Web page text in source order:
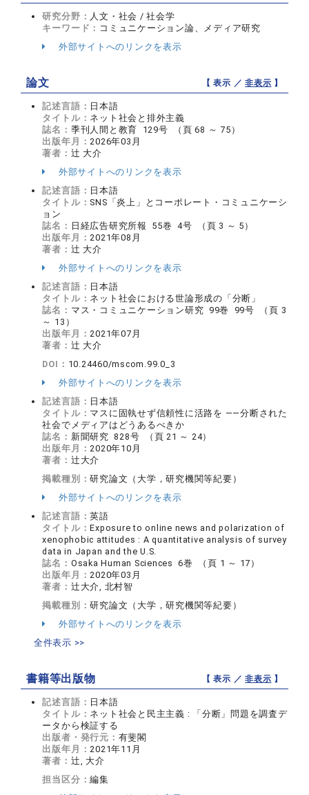
研究分野： 人文・社会 / 社会学
キーワード： コミュニケーション論、メディア研究
外部サイトへのリンクを表示
論文 【 表示 ／非表示 】
記述言語： 日本語
タイトル： ネット社会と排外主義
誌名： 季刊人間と教育 129号 （頁 68 ～ 75）
出版年月：2026年03月
著者： 辻 大介
外部サイトへのリンクを表示
記述言語： 日本語
タイトル： SNS「炎上」とコーポレート・コミュニケーシ
ョン
誌名： 日経広告研究所報 55巻 4号 （頁 3 ～ 5）
出版年月：2021年08月
著者： 辻 大介
外部サイトへのリンクを表示
記述言語： 日本語
タイトル： ネット社会における世論形成の「分断」
誌名： マス・コミュニケーション研究 99巻 99号 （頁 3
～ 13）
出版年月：2021年07月
著者： 辻 大介
DOI： 10.24460/mscom.99.0_3
外部サイトへのリンクを表示
記述言語： 日本語
タイトル： マスに固執せず信頼性に活路を ――分断された
社会でメディアはどうあるべきか
誌名： 新聞研究 828号 （頁 21 ～ 24）
出版年月：2020年10月
著者： 辻大介
掲載種別：研究論文（大学，研究機関等紀要）
外部サイトへのリンクを表示
記述言語：英語
タイトル：Exposure to online news and polarization of
xenophobic attitudes : A quantitative analysis of survey
data in Japan and the U.S.
誌名： Osaka Human Sciences 6巻 （頁 1 ～ 17）
出版年月：2020年03月
著者： 辻大介, 北村智
掲載種別：研究論文（大学，研究機関等紀要）
外部サイトへのリンクを表示
全件表示 >>
書籍等出版物 【 表示 ／非表示 】
記述言語： 日本語
タイトル： ネット社会と民主主義 : 「分断」問題を調査デ
ータから検証する
出版者・発行元： 有斐閣
出版年月：2021年11月
著者： 辻, 大介
担当区分：編集